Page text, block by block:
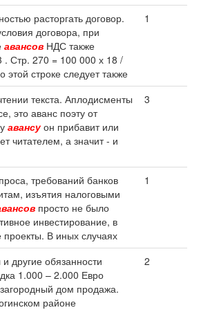
расторгать договор.
договора, при
авансов НДС также
. Стр. 270 = 100 000 х 18 /
строке следует также
1
текста. Аплодисменты
это аванс поэту от
авансуон прибавит или
читателем, а значит - и
3
требований банков
изъятия налоговыми
просто не было
инвестирование, в
проекты. В иных случаях
1
другие обязанности
1.000 – 2.000 Евро
дом продажа.
районе
2